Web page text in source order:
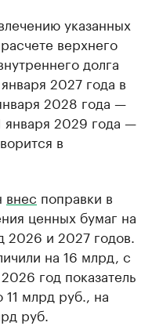
указанных
верхнего
долга
2027 года в
2028 года —
2029 года —
в
внес поправки в
ценных бумаг на
2026 и 2027 годов.
на 16 млрд, с
год показатель
млрд руб., на
руб.